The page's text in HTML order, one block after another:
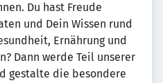
Du hast Freude
und Dein Wissen rund
Ernährung und
Dann werde Teil unserer
gestalte die besondere